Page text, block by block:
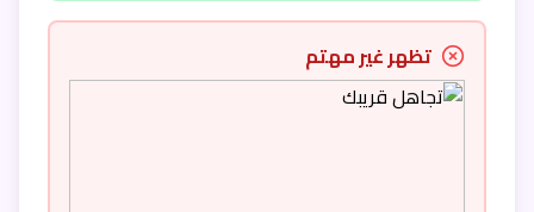
تظهر غير مهتم